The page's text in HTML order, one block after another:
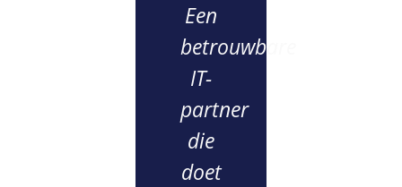
Een
betrouwbare
IT-
partner
die
doet